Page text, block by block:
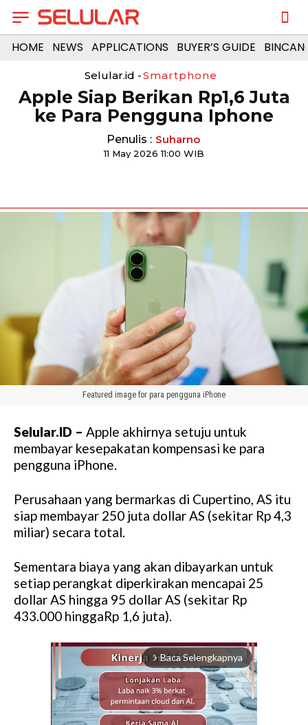
HOME NEWS APPLICATIONS BUYER’S GUIDE
Selular.id -Smartphone
Apple Siap Berikan Rp1,6 Juta
ke Para Pengguna Iphone
Penulis : Suharno
11 May 2026 11:00 WIB
Featured image for para pengguna iPhone
Selular.ID – Apple akhirnya setuju untuk
membayar kesepakatan kompensasi ke para
pengguna iPhone.
Perusahaan yang bermarkas di Cupertino, AS itu
siap membayar 250 juta dollar AS (sekitar Rp 4,3
miliar) secara total.
Sementara biaya yang akan dibayarkan untuk
setiap perangkat diperkirakan mencapai 25
dollar AS hingga 95 dollar AS (sekitar Rp
433.000 hinggaRp 1,6 juta).
arrow_forward_ios Baca Selengkapnya